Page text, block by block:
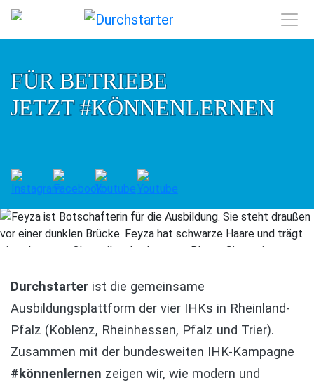
FÜR BETRIEBE
JETZT #KÖNNENLERNEN
Durchstarter ist die gemeinsame
Ausbildungsplattform der vier IHKs in Rheinland-
Pfalz (Koblenz, Rheinhessen, Pfalz und Trier).
Zusammen mit der bundesweiten IHK-Kampagne
#könnenlernen zeigen wir, wie modern und